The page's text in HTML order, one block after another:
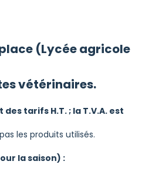
(Lycée agricole
vétérinaires.
tarifs H.T. ; la T.V.A. est
les produits utilisés.
la saison) :